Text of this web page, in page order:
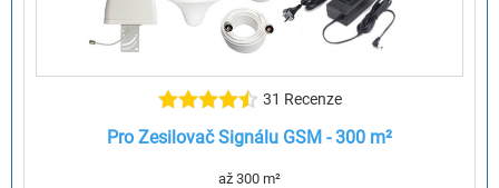
31 Recenze
Pro Zesilovač Signálu GSM - 300 m²
až 300 m²